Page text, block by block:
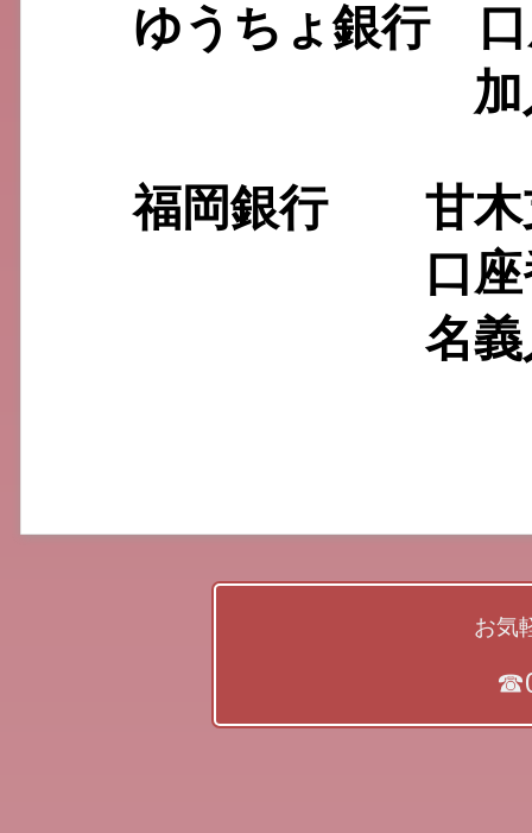
ゆうちょ銀行 口
加入者
福岡銀行 甘木
口座番号
名義人 亀
お気